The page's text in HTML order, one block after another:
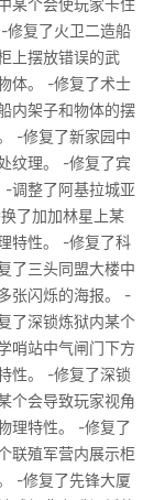
某个会使玩家卡住
修复了火卫二造船
上摆放错误的武
体。 -修复了术士
内架子和物体的摆
-修复了新家园中
纹理。 -修复了宾
调整了阿基拉城亚
了加加林星上某
特性。 -修复了科
了三头同盟大楼中
张闪烁的海报。 -
了深锁炼狱内某个
哨站中气闸门下方
性。 -修复了深锁
个会导致玩家视角
理特性。 -修复了
联殖军营内展示柜
-修复了先锋大厦